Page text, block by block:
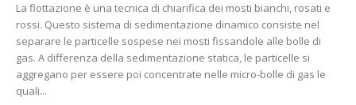
La flottazione è una tecnica di chiarifica dei mosti bianchi, rosati e
rossi. Questo sistema di sedimentazione dinamico consiste nel
separare le particelle sospese nei mosti fissandole alle bolle di
gas. A differenza della sedimentazione statica, le particelle si
aggregano per essere poi concentrate nelle micro-bolle di gas le
quali...